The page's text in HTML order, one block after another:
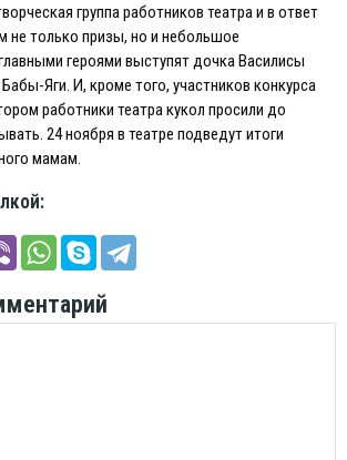
группа работников театра и в ответ
не только призы, но и небольшое
героями выступят дочка Василисы
Яги. И, кроме того, участников конкурса
работники театра кукол просили до
24 ноября в театре подведут итоги
мамам.